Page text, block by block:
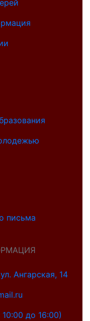
письма
Ангарская, 14
до 16:00)